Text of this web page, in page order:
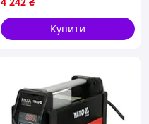
Доставка по Україні
Купити